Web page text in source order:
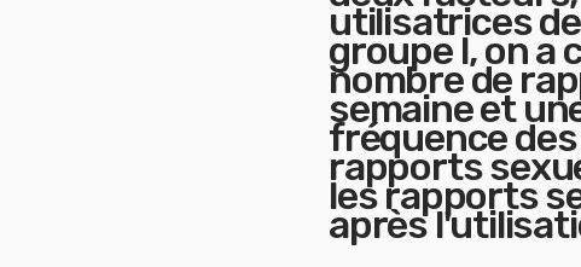
utilisatrices
groupe I, on a
nombre de
semaine et
fréquence
rapports
les rapports
après